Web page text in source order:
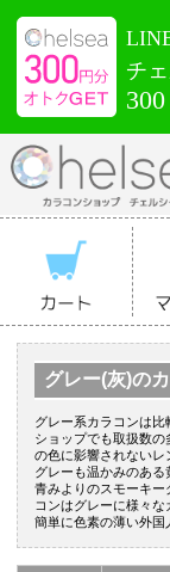
チ
300
グレー(灰)の
グレー系カラコンは
ショップでも取扱数
の色に影響されないレ
グレーも温かみのあ
青みよりのスモーキー
コンはグレーに様々
簡単に色素の薄い外国